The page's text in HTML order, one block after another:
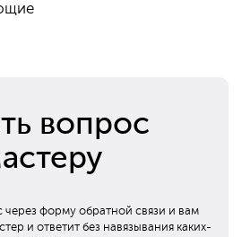
вопрос
через форму обратной связи и вам
и ответит без навязывания каких-